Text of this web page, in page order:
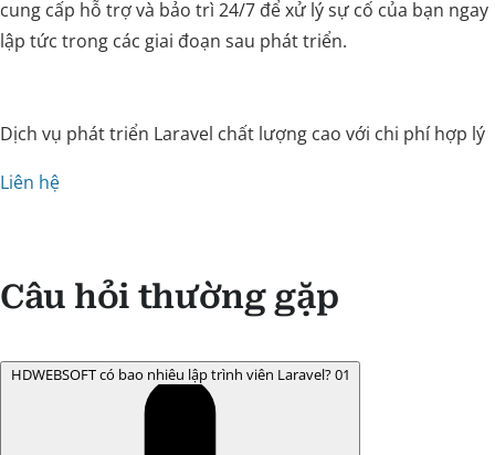
cung cấp hỗ trợ và bảo trì 24/7 để xử lý sự cố của bạn ngay
lập tức trong các giai đoạn sau phát triển.
Dịch vụ phát triển Laravel chất lượng cao với chi phí hợp lý
Liên hệ
Câu hỏi thường gặp
HDWEBSOFT có bao nhiêu lập trình viên Laravel?01